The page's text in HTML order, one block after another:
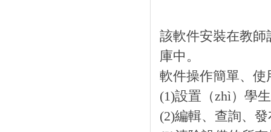
該軟件安裝在教師
庫中。
軟件操作簡單、使
(1)設置（zhì）學
(2)編輯、查詢、